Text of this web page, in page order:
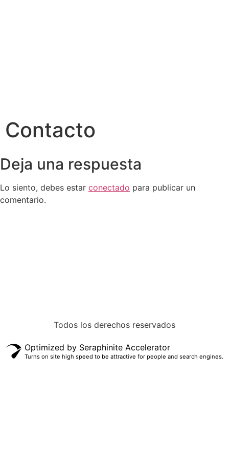
Contacto
Deja una respuesta
Lo siento, debes estar conectado para publicar un
comentario.
Todos los derechos reservados
Optimized by Seraphinite Accelerator
Turns on site high speed to be attractive for people and search engines.